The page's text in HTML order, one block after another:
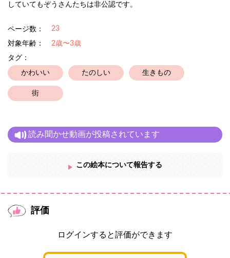
していてもぞうさんたちは非公認です。
ページ数： 23
対象年齢：
2歳〜3歳
タグ：
かわいい たのしい 生きもの
街
読み聞かせ動画が投稿されています
この絵本について報告する
評価
ログインすると評価ができます